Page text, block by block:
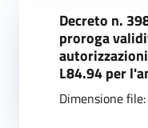
Decreto n.
proroga
L84.94 per
Dimensione file: